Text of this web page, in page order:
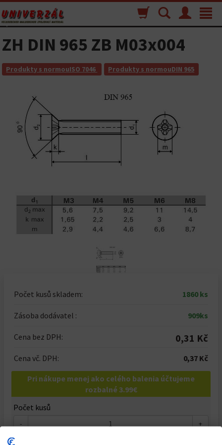
Toggle
Menu
Vyhľadávanie
Nákupný
košík
ZH DIN 965 ZB M03x004
Produkty s normouISO 7046 Produkty s normouDIN 965
Počet kusů skladem: 1860 ks
Zásoba dodávatel : 909ks
Cena bez DPH: 0,31 Kč
Cena vč. DPH: 0,37 Kč
Pri nákupe menej ako celého balenia účtujeme
rozbalné 3.99€
Počet kusů
- +
Celkem za